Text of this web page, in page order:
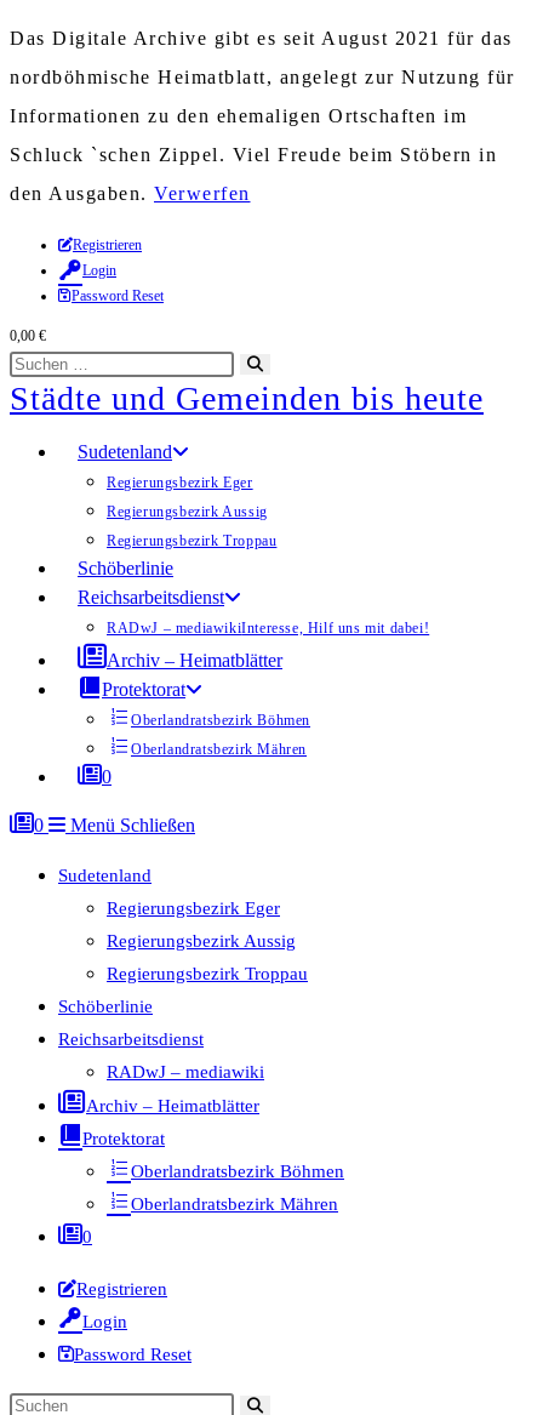
Das Digitale Archive gibt es seit August 2021 für das
nordböhmische Heimatblatt, angelegt zur Nutzung für
Informationen zu den ehemaligen Ortschaften im
Schluck `schen Zippel. Viel Freude beim Stöbern in
den Ausgaben. Verwerfen
Zum
Inhalt
springen
Registrieren
Login
Password Reset
0,00 €
Diese
Website
durchsuchen
starten
Städte und Gemeinden bis heute
Sudetenland
Regierungsbezirk Eger
Regierungsbezirk Aussig
Regierungsbezirk Troppau
Schöberlinie
Reichsarbeitsdienst
RADwJ – mediawikiInteresse, Hilf uns mit dabei!
Archiv – Heimatblätter
Protektorat
Oberlandratsbezirk Böhmen
Oberlandratsbezirk Mähren
0
0 Menü Schließen
Sudetenland
Regierungsbezirk Eger
Regierungsbezirk Aussig
Regierungsbezirk Troppau
Schöberlinie
Reichsarbeitsdienst
RADwJ – mediawiki
Archiv – Heimatblätter
Protektorat
Oberlandratsbezirk Böhmen
Oberlandratsbezirk Mähren
0
Registrieren
Login
Password Reset
Diese